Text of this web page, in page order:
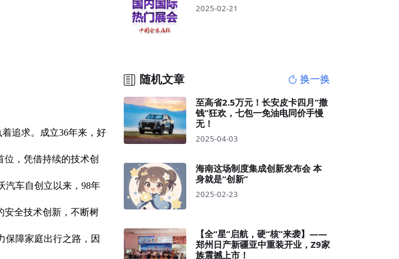
追求。成立36年来，好
，凭借持续的技术创
汽车自创立以来，98年
安全技术创新，不断树
保障家庭出行之路，因
2025-02-21
随机文章 换一换
至高省2.5万元！长安皮卡四月“撒
钱”狂欢，七包一免油电同价手慢
无！
2025-04-03
海南这场制度集成创新发布会 本
身就是“创新”
2025-02-23
【全“星”启航，硬“核”来袭】——
郑州日产新疆亚中重装开业，Z9家
族震撼上市！